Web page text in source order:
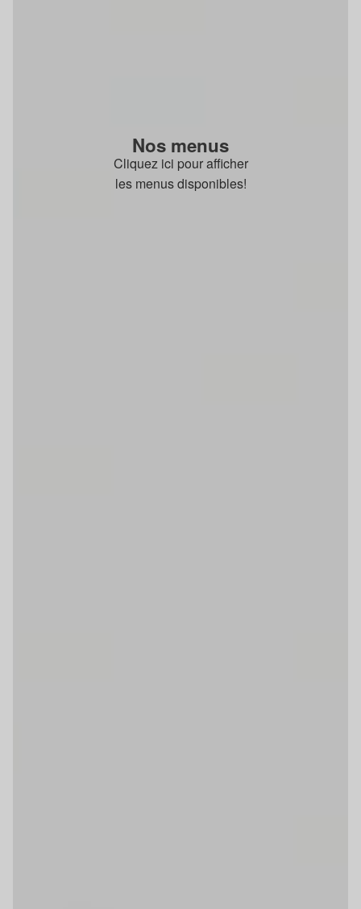
Nos menus
Cliquez ici pour afficher
les menus disponibles!